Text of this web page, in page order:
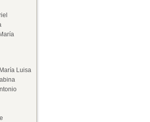
Luisa